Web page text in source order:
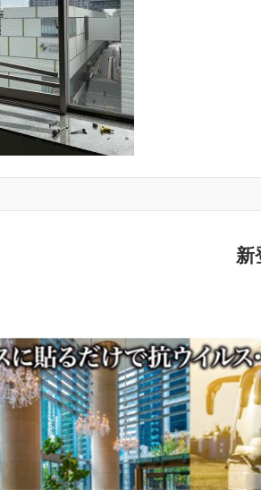
新